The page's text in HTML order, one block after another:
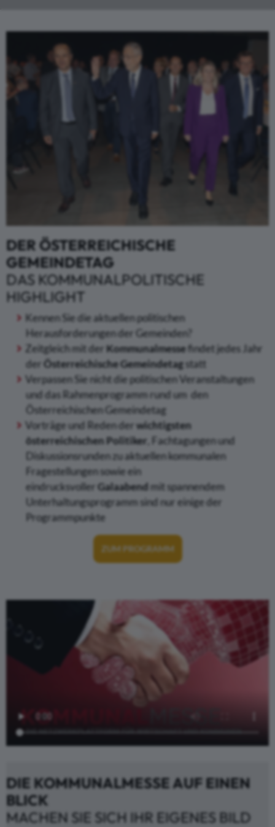
DER ÖSTERREICHISCHE
GEMEINDETAG
DAS KOMMUNALPOLITISCHE
HIGHLIGHT
Kennen Sie die aktuellen politischen
Herausforderungen der Gemeinden?
Zeitgleich mit der Kommunalmessefindet jedes Jahr
der Österreichische Gemeindetagstatt
Verpassen Sie nicht die politischen Veranstaltungen
und das Rahmenprogramm rund um den
Österreichischen Gemeindetag
Vorträge und Reden der wichtigsten
österreichischen Politiker , Fachtagungen und
Diskussionsrunden zu aktuellen kommunalen
Fragestellungen sowie ein
eindrucksvoller Galaabend mit spannendem
Unterhaltungsprogramm sind nur einige der
Programmpunkte
ZUM PROGRAMM
DIE KOMMUNALMESSE AUF EINEN
BLICK
MACHEN SIE SICH IHR EIGENES BILD